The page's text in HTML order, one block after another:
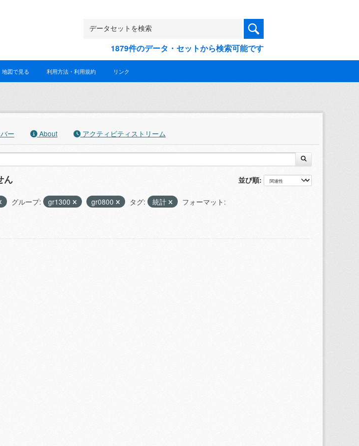
1879件のデータ・セットから検索可能です
地図で見る 利用方法・利用規約 リンク
ー About アクティビティストリーム
並び順
ん
グループ: gr1300 gr0800 タグ: 統計
フォーマット: